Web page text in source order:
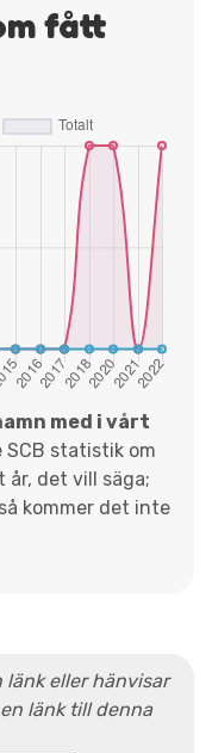
fått
med i vårt
SCB statistik om
det vill säga;
kommer det inte
länk eller hänvisar
länk till denna